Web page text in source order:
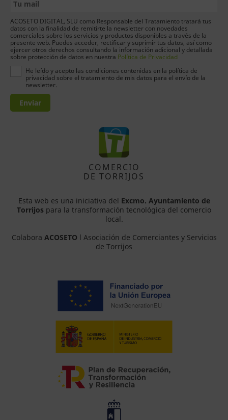
ACOSETO DIGITAL, SLU como Responsable del Tratamiento tratará tus
datos con la finalidad de remitirte la newsletter con novedades
comerciales sobre los servicios y productos disponibles a través de la
presente web. Puedes acceder, rectificar y suprimir tus datos, así como
ejercer otros derechos consultando la información adicional y detallada
sobre protección de datos en nuestra Política de Privacidad
He leído y acepto las condiciones contenidas en la política de
privacidad sobre el tratamiento de mis datos para el envío de la
newsletter.
Enviar
COMERCIO
DE TORRIJOS
Esta web es una iniciativa del Excmo. Ayuntamiento de
Torrijos para la transformación tecnológica del comercio
local.
Colabora ACOSETO l Asociación de Comerciantes y Servicios
de Torrijos